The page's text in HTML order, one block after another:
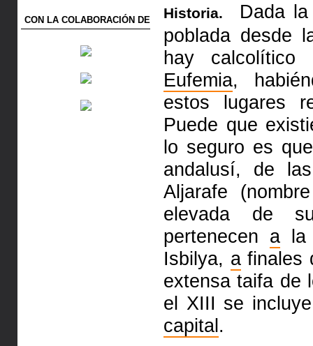
CON LA COLABORACIÓN DE Historia.
Dada la
poblada desde
hay calcolítico
Eufemia,
estos lugares
Puede que
lo seguro es
andalusí, de
Aljarafe
elevada de
pertenecen a
Isbilya, afinales
extensa taifa de
el XIII se
capital.